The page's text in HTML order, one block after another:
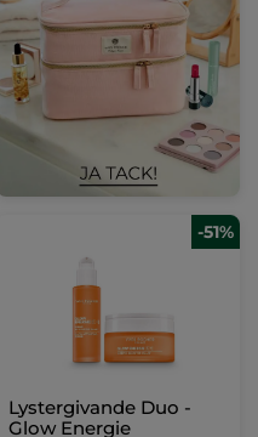
-51%
Lystergivande Duo -
Glow Energie